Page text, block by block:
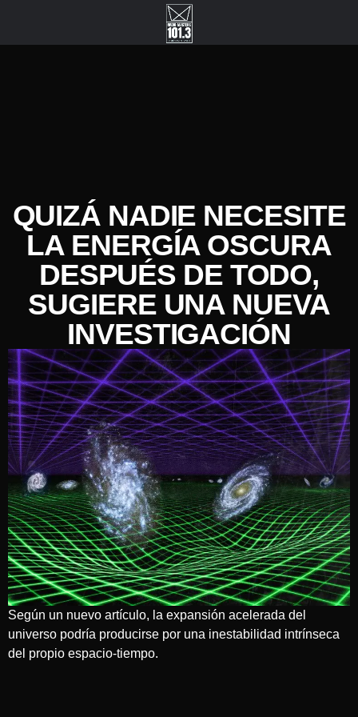
QUIZÁ NADIE NECESITE
LA ENERGÍA OSCURA
DESPUÉS DE TODO,
SUGIERE UNA NUEVA
INVESTIGACIÓN
Según un nuevo artículo, la expansión acelerada del
universo podría producirse por una inestabilidad intrínseca
del propio espacio-tiempo.